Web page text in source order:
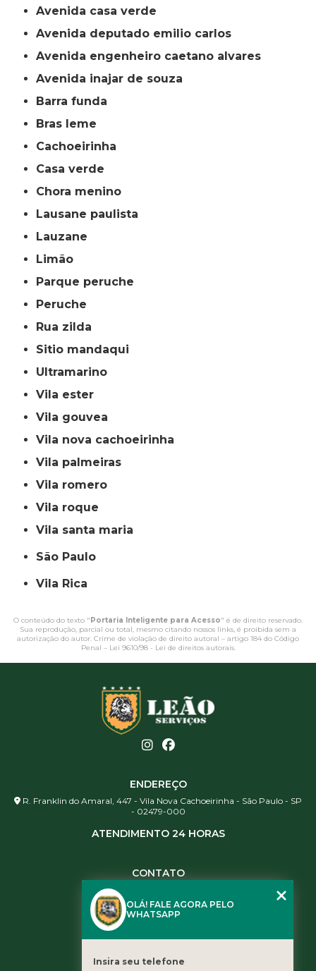
avenida casa verde
avenida deputado emilio carlos
avenida engenheiro caetano alvares
avenida inajar de souza
barra funda
bras leme
cachoeirinha
casa verde
chora menino
lausane paulista
lauzane
limão
parque peruche
peruche
rua zilda
sitio mandaqui
ultramarino
vila ester
vila gouvea
vila nova cachoeirinha
vila palmeiras
vila romero
vila roque
vila santa maria
São Paulo
Vila Rica
O conteúdo do texto "Portaria Inteligente para Acesso" é de direito reservado.
Sua reprodução, parcial ou total, mesmo citando nossos links, é proibida sem a
autorização do autor. Crime de violação de direito autoral – artigo 184 do Código
Penal – Lei 9610/98 - Lei de direitos autorais.
ENDEREÇO
R. Franklin do Amaral, 447 - Vila Nova Cachoeirinha - São Paulo - SP
- 02479-000
ATENDIMENTO 24 HORAS
CONTATO
(11) 3461-5871
contato@leaoservicos.com.br
OLÁ! FALE AGORA PELO
WHATSAPP
Insira seu telefone